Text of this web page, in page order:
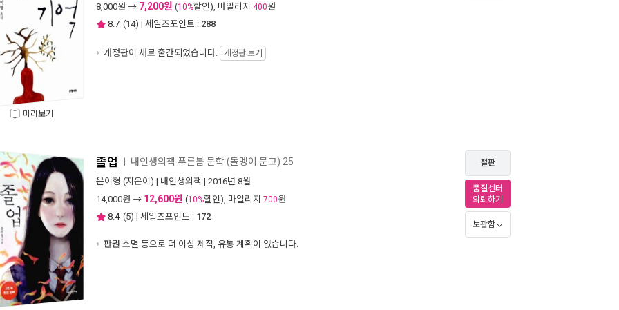
미리보기
8,000원 → 7,200원 (10%할인), 마일리지 400원
8.7 (14) | 세일즈포인트 : 288
개정판이 새로 출간되었습니다. 개정판 보기
졸업 내인생의책 푸른봄 문학 (돌멩이 문고) 25
윤이형 (지은이) | 내인생의책 | 2016년 8월
14,000원 → 12,600원 (10%할인), 마일리지 700원
8.4 (5) | 세일즈포인트 : 172
판권 소멸 등으로 더 이상 제작, 유통 계획이 없습니다.
절판
품절센터
의뢰하기
보관함